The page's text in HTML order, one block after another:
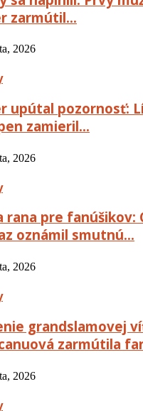
zarmútil…
2026
upútal pozornosť:
zamieril…
2026
rana pre fanúšikov:
oznámil smutnú…
2026
grandslamovej
zarmútila
2026